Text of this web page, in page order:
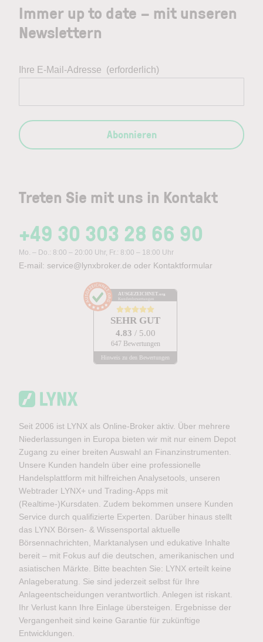
Treten Sie mit uns in Kontakt
+49 30 303 28 66 90
Mo. – Do.: 8:00 – 20:00 Uhr, Fr.: 8:00 – 18:00 Uhr
E-mail: service@lynxbroker.de oder Kontaktformular
AUSGEZEICHNET .org
Kundenbewertungen
SEHR GUT
4.83 / 5.00
647 Bewertungen
Hinweis zu den Bewertungen
Immer up to date – mit unseren
Newslettern
Ihre E-Mail-Adresse (erforderlich)
Abonnieren
Seit 2006 ist LYNX als Online-Broker aktiv. Über mehrere
Niederlassungen in Europa bieten wir mit nur einem Depot
Zugang zu einer breiten Auswahl an Finanzinstrumenten.
Unsere Kunden handeln über eine professionelle
Handelsplattform mit hilfreichen Analysetools, unseren
Webtrader LYNX+ und Trading-Apps mit
(Realtime-)Kursdaten. Zudem bekommen unsere Kunden
Service durch qualifizierte Experten. Darüber hinaus stellt
das LYNX Börsen- & Wissensportal aktuelle
Börsennachrichten, Marktanalysen und edukative Inhalte
bereit – mit Fokus auf die deutschen, amerikanischen und
asiatischen Märkte. Bitte beachten Sie: LYNX erteilt keine
Anlageberatung. Sie sind jederzeit selbst für Ihre
Anlageentscheidungen verantwortlich. Anlegen ist riskant.
Ihr Verlust kann Ihre Einlage übersteigen. Ergebnisse der
Vergangenheit sind keine Garantie für zukünftige
Entwicklungen.